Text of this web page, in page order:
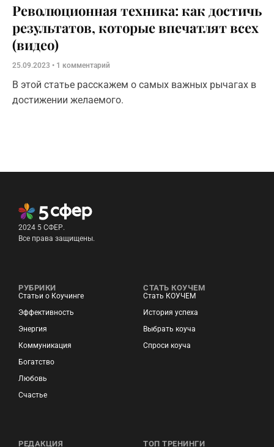
Революционная техника: как достичь
результатов, которые впечатлят всех
(видео)
25.09.2023 1 комментарий
В этой статье расскажем о самых важных рычагах в
достижении желаемого.
2024 5 СФЕР.
Все права защищены.
РУБРИКИ
Статьи о Коучинге
Эффективность
Энергия
Коммуникация
Богатство
Любовь
Счастье
СТАТЬ КОУЧЕМ
Стать КОУЧЕМ
История успеха
Выбрать коуча
Спроси коуча
РЕДАКЦИЯ ТОП ТРЕНИНГИ